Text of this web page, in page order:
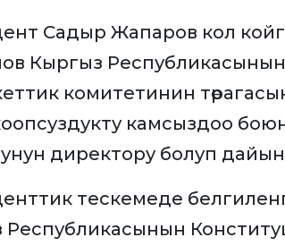
Садыр Жапаров кол
Кыргыз Республикасынын
комитетинин
камсыздоо
директору болуп
тескемеде
Республикасынын